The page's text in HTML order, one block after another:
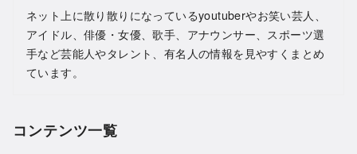
ネット上に散り散りになっているyoutuberやお笑い芸人、
アイドル、俳優・女優、歌手、アナウンサー、スポーツ選
手など芸能人やタレント、有名人の情報を見やすくまとめ
ています。
コンテンツ一覧